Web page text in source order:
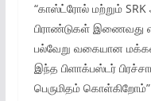
“காஸ்ட்ரோல் மற்றும்
பிராண்டுகள் இணைவது
பல்வேறு வகையான
இந்த பிளாக்பஸ்டர்
பெருமிதம்